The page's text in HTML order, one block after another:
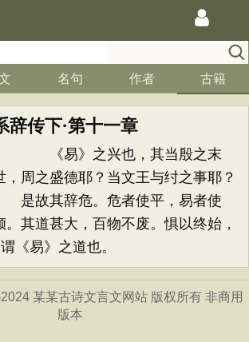
名句 作者 古籍
辞传下·第十一章
《易》之兴也，其当殷之末
，周之盛德耶？当文王与纣之事耶？
是故其辞危。危者使平，易者使
。其道甚大，百物不废。惧以终始，
《易》之道也。
某某古诗文言文网站 版权所有 非商用
版本